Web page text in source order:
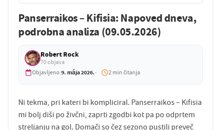
Panserraikos – Kifisia: Napoved dneva,
podrobna analiza (09.05.2026)
Robert Rock
70 objava
Objavljeno:9. mája 2026. 2 min čitanja
Ni tekma, pri kateri bi kompliciral. Panserraikos – Kifisia
mi bolj diši po živčni, zaprti zgodbi kot pa po odprtem
streljanju na gol. Domači so čez sezono pustili preveč